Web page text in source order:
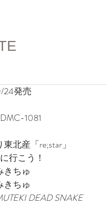
24発売
1081
北産「re;star」
行こう！
きちゅ
きちゅ
DEAD SNAKE